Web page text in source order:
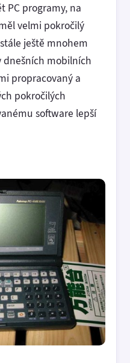
PC programy, na
velmi pokročilý
ještě mnohem
dnešních mobilních
propracovaný a
pokročilých
software lepší